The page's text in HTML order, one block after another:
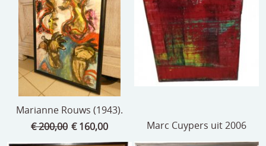
Marianne Rouws (1943).
€ 200,00 € 160,00 Marc Cuypers uit 2006